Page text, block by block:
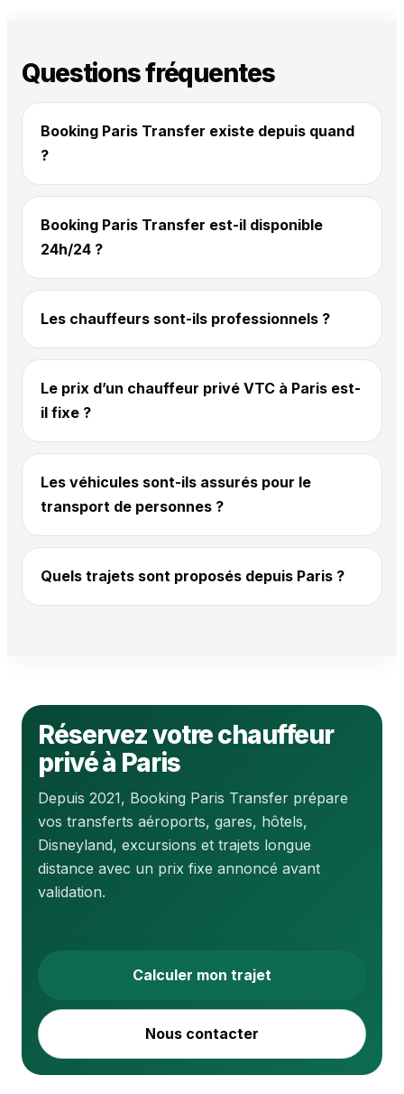
Questions fréquentes
Booking Paris Transfer existe depuis quand
?
Booking Paris Transfer est-il disponible
24h/24 ?
Les chauffeurs sont-ils professionnels ?
Le prix d’un chauffeur privé VTC à Paris est-
il fixe ?
Les véhicules sont-ils assurés pour le
transport de personnes ?
Quels trajets sont proposés depuis Paris ?
Réservez votre chauffeur
privé à Paris
Depuis 2021, Booking Paris Transfer prépare
vos transferts aéroports, gares, hôtels,
Disneyland, excursions et trajets longue
distance avec un prix fixe annoncé avant
validation.
Calculer mon trajet
Nous contacter